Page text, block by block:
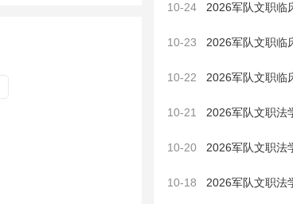
10-24
10-23
10-22
10-21
10-20
10-18